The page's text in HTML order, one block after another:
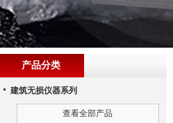
产品分类
建筑无损仪器系列
查看全部产品